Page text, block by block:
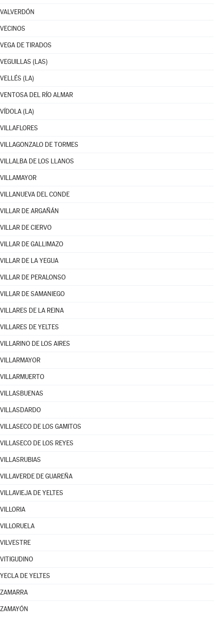
VALVERDÓN
VECINOS
VEGA DE TIRADOS
VEGUILLAS (LAS)
VELLÉS (LA)
VENTOSA DEL RÍO ALMAR
VÍDOLA (LA)
VILLAFLORES
VILLAGONZALO DE TORMES
VILLALBA DE LOS LLANOS
VILLAMAYOR
VILLANUEVA DEL CONDE
VILLAR DE ARGAÑÁN
VILLAR DE CIERVO
VILLAR DE GALLIMAZO
VILLAR DE LA YEGUA
VILLAR DE PERALONSO
VILLAR DE SAMANIEGO
VILLARES DE LA REINA
VILLARES DE YELTES
VILLARINO DE LOS AIRES
VILLARMAYOR
VILLARMUERTO
VILLASBUENAS
VILLASDARDO
VILLASECO DE LOS GAMITOS
VILLASECO DE LOS REYES
VILLASRUBIAS
VILLAVERDE DE GUAREÑA
VILLAVIEJA DE YELTES
VILLORIA
VILLORUELA
VILVESTRE
VITIGUDINO
YECLA DE YELTES
ZAMARRA
ZAMAYÓN